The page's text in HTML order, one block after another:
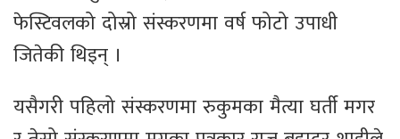
फेस्टिवलको दोस्रो संस्करणमा वर्ष फोटो उपाधी
जितेकी थिइन् ।
यसैगरी पहिलो संस्करणमा रुकुमका मैत्या घर्ती मगर